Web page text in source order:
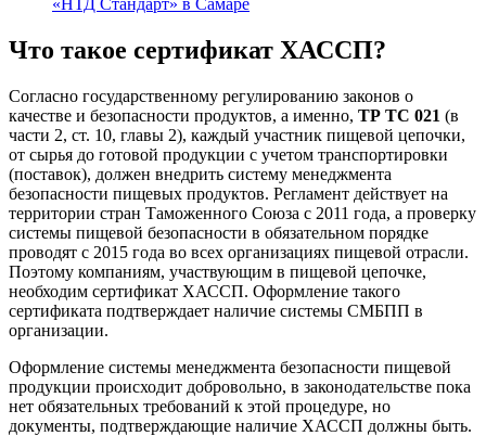
Что такое сертификат ХАССП?
Согласно государственному регулированию законов о
качестве и безопасности продуктов, а именно, ТР ТС 021 (в
части 2, ст. 10, главы 2), каждый участник пищевой цепочки,
от сырья до готовой продукции с учетом транспортировки
(поставок), должен внедрить систему менеджмента
безопасности пищевых продуктов. Регламент действует на
территории стран Таможенного Союза с 2011 года, а проверку
системы пищевой безопасности в обязательном порядке
проводят с 2015 года во всех организациях пищевой отрасли.
Поэтому компаниям, участвующим в пищевой цепочке,
необходим сертификат ХАССП. Оформление такого
сертификата подтверждает наличие системы СМБПП в
организации.
Оформление системы менеджмента безопасности пищевой
продукции происходит добровольно, в законодательстве пока
нет обязательных требований к этой процедуре, но
документы, подтверждающие наличие ХАССП должны быть.